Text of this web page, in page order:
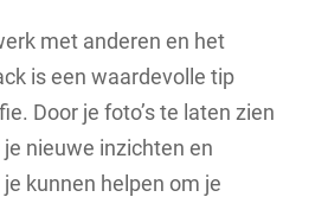
met anderen en het
is een waardevolle tip
Door je foto’s te laten zien
nieuwe inzichten en
kunnen helpen om je